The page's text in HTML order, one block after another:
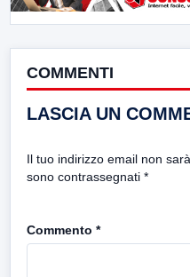
COMMENTI
LASCIA UN
Il tuo indirizzo email non
sono contrassegnati *
Commento *